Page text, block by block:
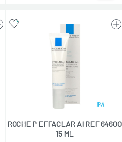
ROCHE P EFFACLAR AI REF 64600
15 ML